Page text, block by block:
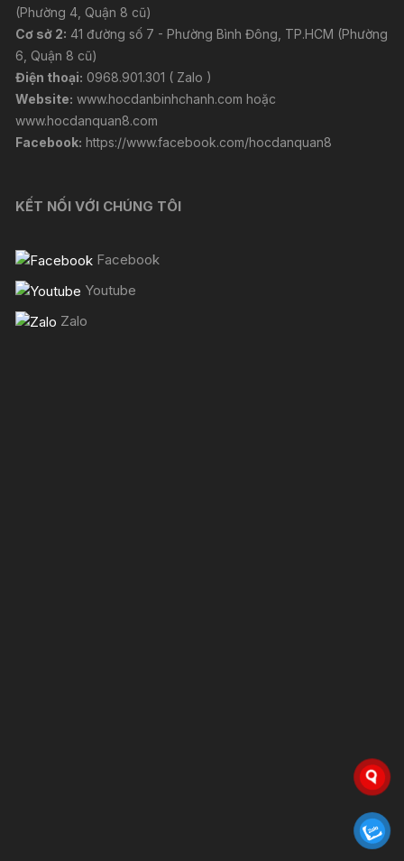
(Phường 4, Quận 8 cũ)
Cơ sở 2: 41 đường số 7 - Phường Bình Đông, TP.HCM (Phường
6, Quận 8 cũ)
Điện thoại: 0968.901.301 ( Zalo )
Website: www.hocdanbinhchanh.com hoặc
www.hocdanquan8.com
Facebook: https://www.facebook.com/hocdanquan8
KẾT NỐI VỚI CHÚNG TÔI
Facebook
Youtube
Zalo